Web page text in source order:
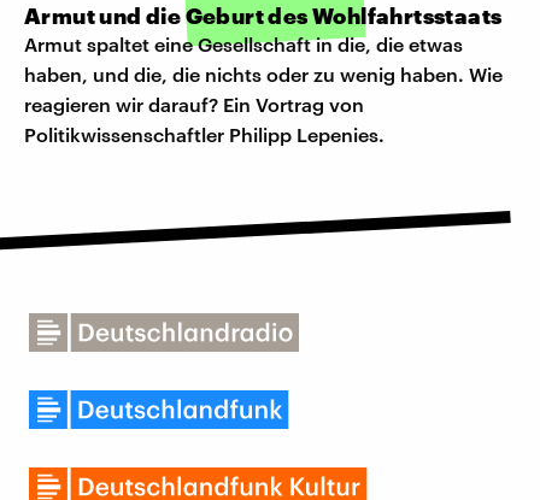
Armut und die Geburt des Wohlfahrtsstaats
Armut spaltet eine Gesellschaft in die, die etwas
haben, und die, die nichts oder zu wenig haben. Wie
reagieren wir darauf? Ein Vortrag von
Politikwissenschaftler Philipp Lepenies.